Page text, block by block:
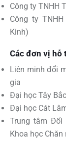
Công ty TNHH
Công ty
Kinh)
Các đơn vị hỗ
Liên minh đổi
gia
Đại học Tây
Đại học Cát
Trung tâm Đổi
Khoa học